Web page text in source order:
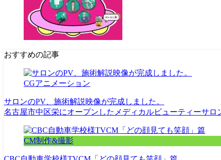
おすすめの記事
CGアニメーション
サロンのPV、施術解説映像が完成しました。
名古屋市中区栄にオープンしたメディカルビューティーサロ
CM制作&撮影